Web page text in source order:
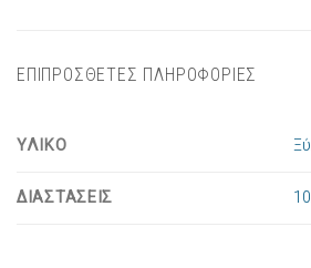
ΕΠΙΠΡΟΣΘΕΤΕΣ ΠΛΗΡΟΦΟΡΙΕΣ
ΥΛΙΚΟ
ΔΙΑΣΤΑΣΕΙΣ